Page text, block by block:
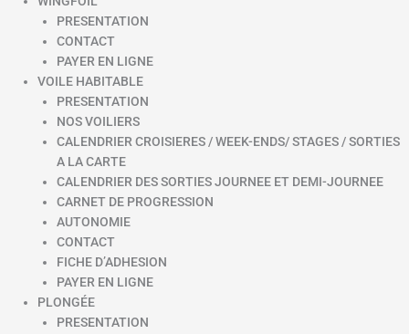
PRESENTATION
CONTACT
PAYER EN LIGNE
VOILE HABITABLE
PRESENTATION
NOS VOILIERS
CALENDRIER CROISIERES / WEEK-ENDS/ STAGES / SORTIES
A LA CARTE
CALENDRIER DES SORTIES JOURNEE ET DEMI-JOURNEE
CARNET DE PROGRESSION
AUTONOMIE
CONTACT
FICHE D’ADHESION
PAYER EN LIGNE
PLONGÉE
PRESENTATION